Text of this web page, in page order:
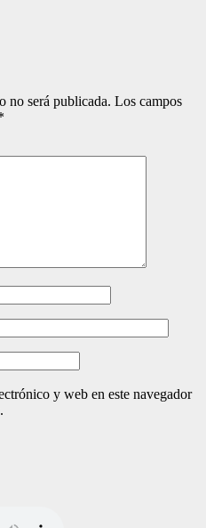
no será publicada. Los campos
y web en este navegador